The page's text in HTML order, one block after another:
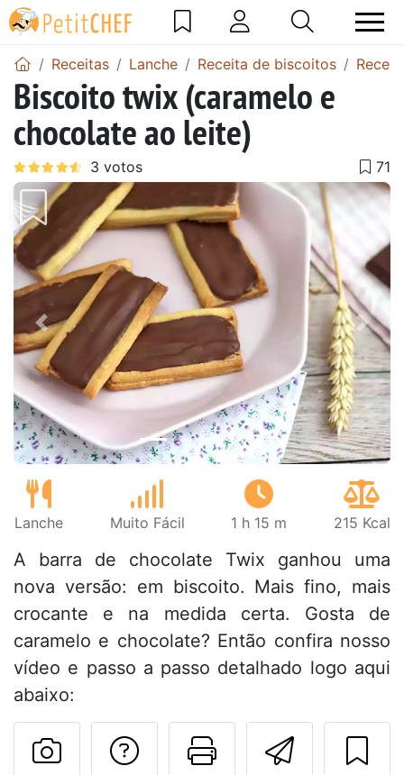
Receitas Lanche Receita de biscoitos
Biscoito twix (caramelo e
chocolate ao leite)
Anterior Next
Lanche Muito Fácil 1 h 15 m 215 Kcal
A barra de chocolate Twix ganhou uma
nova versão: em biscoito. Mais fino, mais
crocante e na medida certa. Gosta de
caramelo e chocolate? Então confira nosso
vídeo e passo a passo detalhado logo aqui
abaixo:
Imprima
Falar com o autor